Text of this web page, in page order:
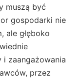
muszą być
gospodarki nie
ale głęboko
i zaangażowania
przez